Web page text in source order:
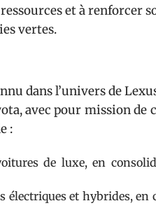
et à renforcer
vertes.
dans l’univers de
avec pour mission de
:
de luxe, en
électriques et hybrides, en